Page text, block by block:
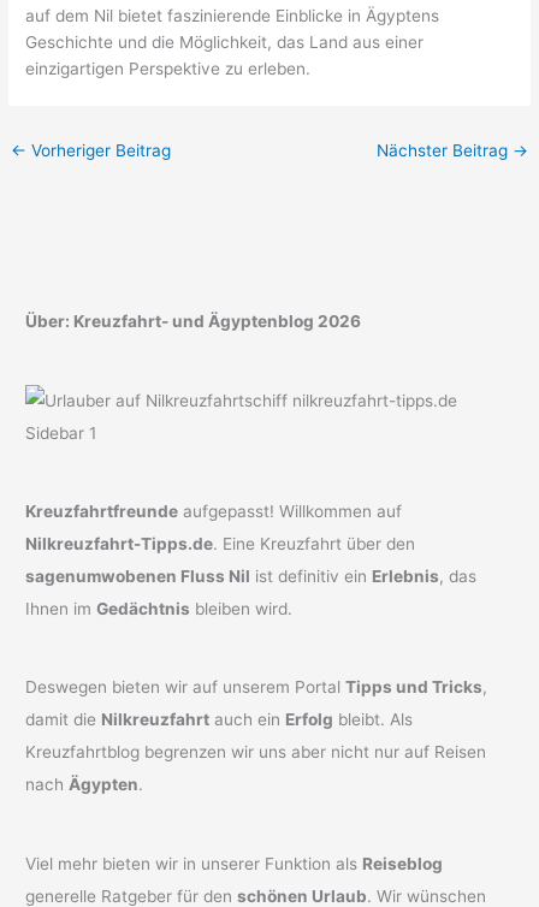
auf dem Nil bietet faszinierende Einblicke in Ägyptens
Geschichte und die Möglichkeit, das Land aus einer
einzigartigen Perspektive zu erleben.
← Vorheriger Beitrag Nächster Beitrag →
Über: Kreuzfahrt- und Ägyptenblog 2026
Kreuzfahrtfreunde aufgepasst! Willkommen auf
Nilkreuzfahrt-Tipps.de. Eine Kreuzfahrt über den
sagenumwobenen Fluss Nil ist definitiv ein Erlebnis, das
Ihnen imGedächtnis bleiben wird.
Deswegen bieten wir auf unserem PortalTipps und Tricks,
damit die Nilkreuzfahrt auch ein Erfolg bleibt. Als
Kreuzfahrtblog begrenzen wir uns aber nicht nur auf Reisen
nachÄgypten.
Viel mehr bieten wir in unserer Funktion als Reiseblog
generelle Ratgeber für denschönen Urlaub. Wir wünschen